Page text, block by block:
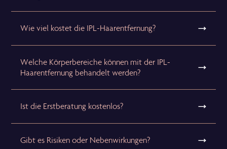
Wie viel kostet die IPL-Haarentfernung?
Welche Körperbereiche können mit der IPL-
Haarentfernung behandelt werden?
Ist die Erstberatung kostenlos?
Gibt es Risiken oder Nebenwirkungen?